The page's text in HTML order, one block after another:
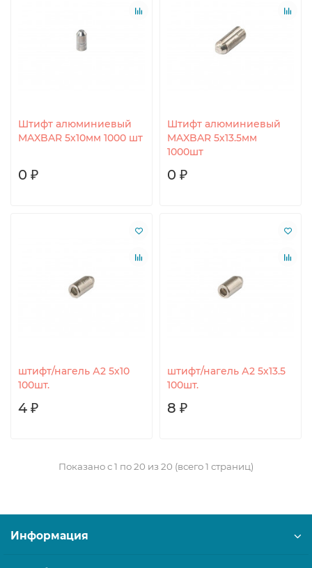
Штифт алюминиевый
MAXBAR 5х10мм 1000 шт
0 ₽
Штифт алюминиевый
MAXBAR 5х13.5мм
1000шт
0 ₽
штифт/нагель А2 5х10
100шт.
4 ₽
штифт/нагель А2 5х13.5
100шт.
8 ₽
Показано с 1 по 20 из 20 (всего 1 страниц)
Информация